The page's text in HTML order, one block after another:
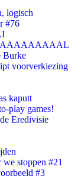
logisch
#76
Burke
voorverkiezing
kaputt
play games!
Eredivisie
stoppen #21
#3